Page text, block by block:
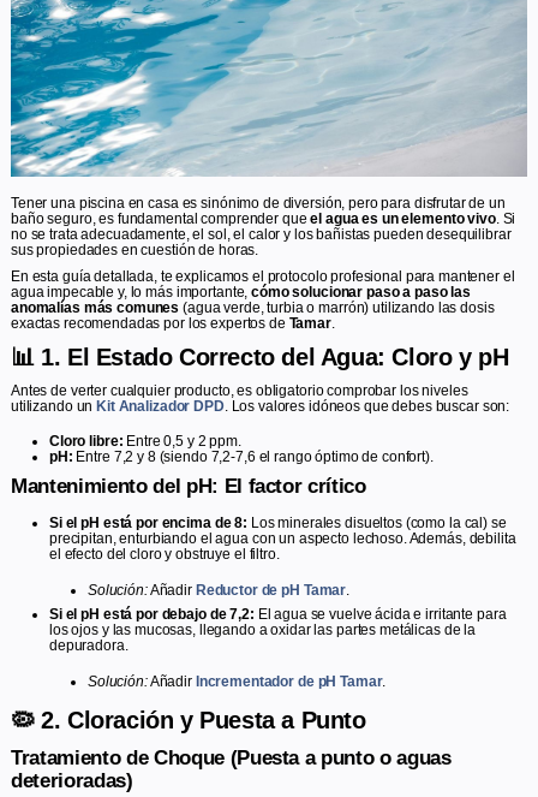
Tener una piscina en casa es sinónimo de diversión, pero para disfrutar de un
baño seguro, es fundamental comprender queel agua es un elemento vivo. Si
no se trata adecuadamente, el sol, el calor y los bañistas pueden desequilibrar
sus propiedades en cuestión de horas.
En esta guía detallada, te explicamos el protocolo profesional para mantener el
agua impecable y, lo más importante,cómo solucionar paso a paso las
anomalías más comunes (agua verde, turbia o marrón) utilizando las dosis
exactas recomendadas por los expertos de Tamar.
📊 1. El Estado Correcto del Agua: Cloro y pH
Antes de verter cualquier producto, es obligatorio comprobar los niveles
utilizando unKit Analizador DPD. Los valores idóneos que debes buscar son:
Cloro libre: Entre 0,5 y 2 ppm.
pH: Entre 7,2 y 8 (siendo 7,2-7,6 el rango óptimo de confort).
Mantenimiento del pH: El factor crítico
Si el pH está por encima de 8: Los minerales disueltos (como la cal) se
precipitan, enturbiando el agua con un aspecto lechoso. Además, debilita
el efecto del cloro y obstruye el filtro.
Solución:Añadir Reductor de pH Tamar
Si el pH está por debajo de 7,2: El agua se vuelve ácida e irritante para
los ojos y las mucosas, llegando a oxidar las partes metálicas de la
depuradora.
Solución:Añadir Incrementador de pH Tamar.
🦠 2. Cloración y Puesta a Punto
Tratamiento de Choque (Puesta a punto o aguas
deterioradas)